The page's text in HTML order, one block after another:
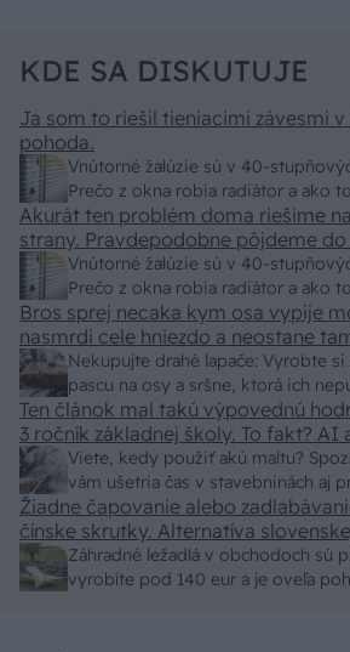
KDE SA DISKUTUJE
Vnútorné žalúzie sú v 40-
Prečo z okna robia radiátor a ako
Ja som to riešil tieniacimi závesmi
pohoda.
Vnútorné žalúzie sú v 40-
Prečo z okna robia radiátor a ako
Akurát ten problém doma riešime
strany. Pravdepodobne pôjdeme
tienenia na spôsob markízy
predajcovia idú okolo 100 eur kus.
Nekupujte drahé lapače: Vyrobte
pascu na osy a sršne, ktorá ich
Bros sprej necaka kym osa vypije
nasmrdi cele hniezdo a neostane
pasca naucinke moc efektivne.
Viete, kedy použiť akú maltu?
vám ušetria čas v stavebninách aj
Ten článok mal takú výpovednú
3 ročník základnej školy. To fakt? AI alebo nejaka kniha
z VŠ? Dnešné rychlotvrdnuce malty - pevnosť 40 Mpa a
doba schnutia tak 15 minut , k tomu
Záhradné ležadlá v obchodoch sú
vyrobíte pod 140 eur a je oveľa
Žiadne čapovanie alebo
čínske skrutky. Alternatíva
pevnosti. Autor si nedal veľa
spracovaním, škoda. No lepšie než